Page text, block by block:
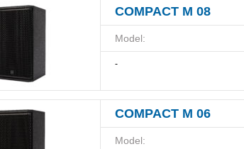
COMPACT M 08
Model:
-
COMPACT M 06
Model: